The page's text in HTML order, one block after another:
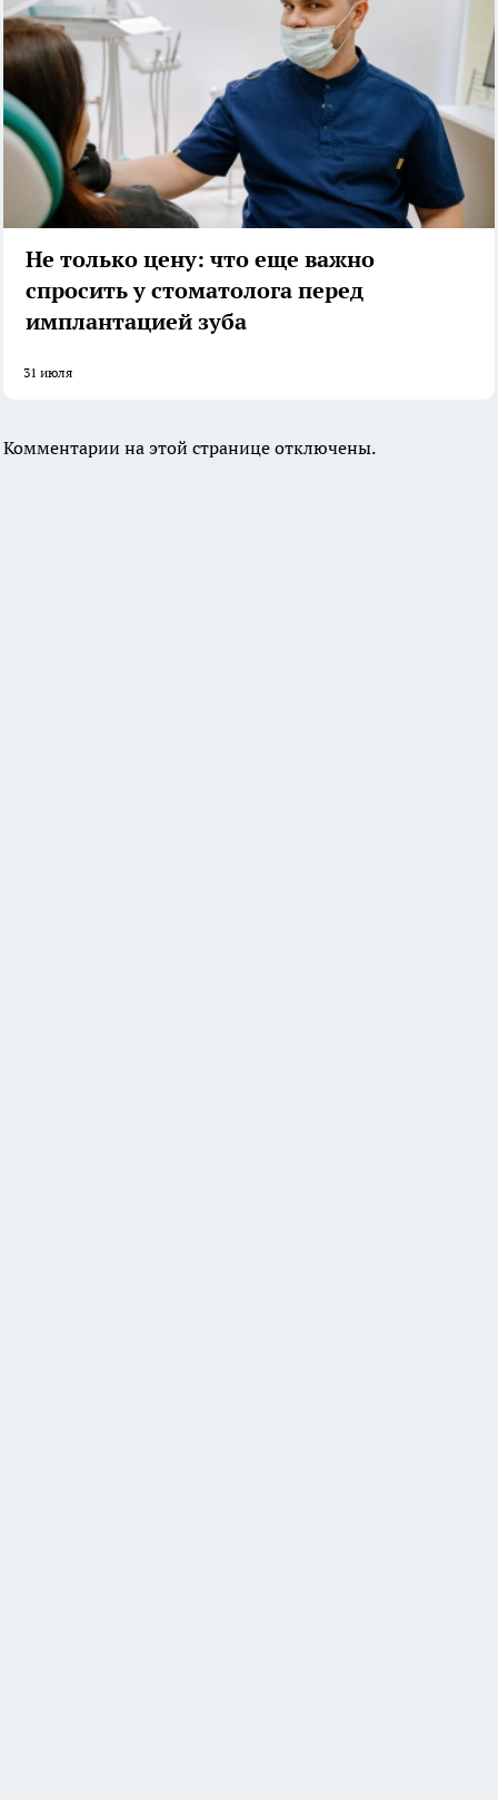
Не только цену: что еще важно
спросить у стоматолога перед
имплантацией зуба
31 июля
Комментарии на этой странице отключены.